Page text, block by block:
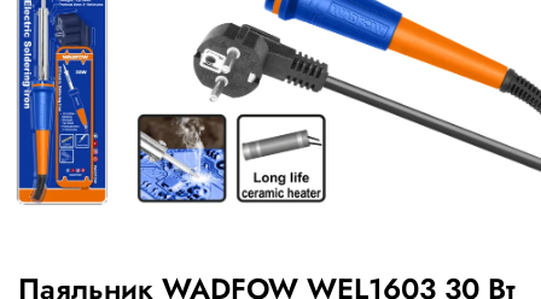
Паяльник WADFOW WEL1603 30 Вт